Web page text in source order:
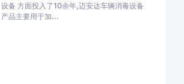
设备 方面投入了10余年,迈安达车辆消毒设备
产品主要用于加...